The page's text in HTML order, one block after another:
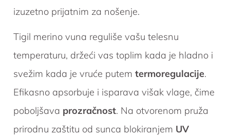
izuzetno prijatnim za nošenje.
Tigil merino vuna reguliše vašu telesnu
temperaturu, držeći vas toplim kada je hladno i
svežim kada je vruće putem termoregulacije.
Efikasno apsorbuje i isparava višak vlage, čime
poboljšava prozračnost. Na otvorenom pruža
prirodnu zaštitu od sunca blokiranjem UV